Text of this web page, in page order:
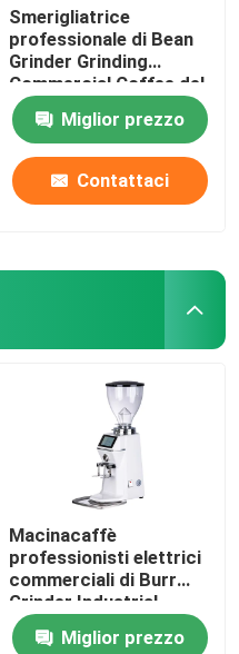
Smerigliatrice
professionale di Bean
Grinder Grinding
Commercial Coffee del
caffè del caffè
espressoMiglior prezzo
Contattaci
Macinacaffè
professionisti elettrici
commerciali di Burr
Grinder Industrial
Espresso Large
Miglior prezzo